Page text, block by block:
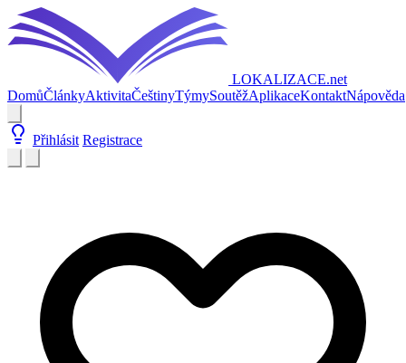
LOKALIZACE.net
DomůČlánkyAktivitaČeštinyTýmySoutěžAplikaceKontaktNápověda
Přihlásit Registrace